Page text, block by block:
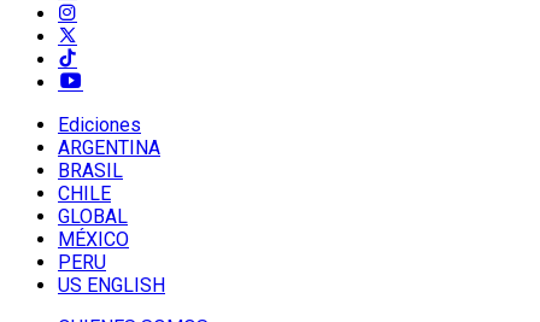
Ediciones
ARGENTINA
BRASIL
CHILE
GLOBAL
MÉXICO
PERU
US ENGLISH